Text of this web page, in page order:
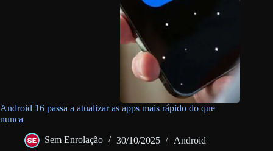
Android 16 passa a atualizar as apps mais rápido do que
nunca
Sem Enrolação 30/10/2025 Android